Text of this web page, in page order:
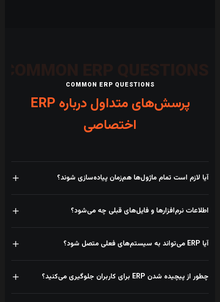
COMMON ERP QUESTIONS
پرسش‌های متداول درباره ERP
اختصاصی
آیا لازم است تمام ماژول‌ها هم‌زمان پیاده‌سازی شوند؟
اثر مالی را دارند و سپس ماژول‌های بعدی روی همان هسته توسعه پیدا
می‌کنند.
اطلاعات نرم‌افزارها و فایل‌های قبلی چه می‌شود؟
اطلاعات ضروری به ERP منتقل می‌شوند. داده‌های تاریخی نیز براساس نیاز
نگهداری خواهند شد.
آیا ERP می‌تواند به سیستم‌های فعلی متصل شود؟
اطلاعات از طریق API، فایل ساختاریافته یا اتصال اختصاصی چگونه انجام شود.
چطور از پیچیده شدن ERP برای کاربران جلوگیری می‌کنید؟